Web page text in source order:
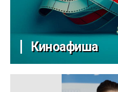
Киноафиша